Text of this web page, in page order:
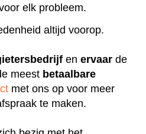
elk probleem.
altijd voorop.
en ervaar de
meest betaalbare
met ons op voor meer
te maken.